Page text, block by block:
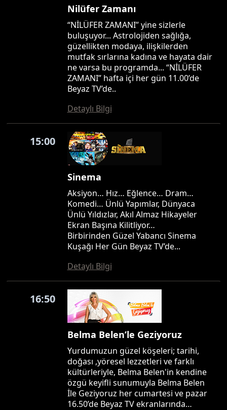
Nilüfer Zamanı
“NİLÜFER ZAMANI” yine sizlerle
buluşuyor... Astrolojiden sağlığa,
güzellikten modaya, ilişkilerden
mutfak sırlarına kadına ve hayata dair
ne varsa bu programda... “NİLÜFER
ZAMANI” hafta içi her gün 11.00’de
Beyaz TV’de..
Detaylı Bilgi
15:00
Sinema
Aksiyon… Hız… Eğlence… Dram…
Komedi… Ünlü Yapımlar, Dünyaca
Ünlü Yıldızlar, Akıl Almaz Hikayeler
Ekran Başına Kilitliyor…
Birbirinden Güzel Yabancı Sinema
Kuşağı Her Gün Beyaz TV’de...
Detaylı Bilgi
16:50
Belma Belen’le Geziyoruz
Yurdumuzun güzel köşeleri; tarihi,
doğası ,yöresel lezzetleri ve farklı
kültürleriyle, Belma Belen'in kendine
özgü keyifli sunumuyla Belma Belen
İle Geziyoruz her cumartesi ve pazar
16.50’de Beyaz TV ekranlarında…